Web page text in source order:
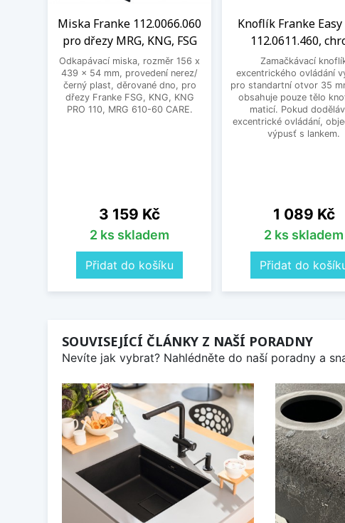
Miska Franke 112.0066.060
pro dřezy MRG, KNG, FSG
Odkapávací miska, rozměr 156 x
439 x 54 mm, provedení nerez/
černý plast, děrované dno, pro
dřezy Franke FSG, KNG, KNG
PRO 110, MRG 610-60 CARE.
Cena
3 159 Kč
2 ks skladem
Přidat do košíku
Knoflík Franke Easy
112.0611.460,
Zamačkávací
excentrického ovládání
pro standartní otvor 35
obsahuje pouze tělo
maticí. Pokud
excentrické ovládání,
výpusť s lankem.
Cena
1 089 Kč
2 ks skladem
Přidat do
SOUVISEJÍCÍ ČLÁNKY Z NAŠÍ PORADNY
Nevíte jak vybrat? Nahlédněte do naší poradny a